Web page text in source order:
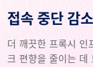
접속 중단 감소
더 깨끗한 프록시 인
크 편향을 줄이는 데